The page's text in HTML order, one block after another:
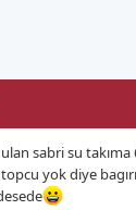
sabri su
yok diye